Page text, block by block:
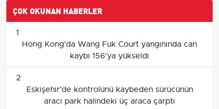
ÇOK OKUNAN HABERLER
1
Hong Kong'da Wang Fuk Court yangınında can
kaybı 156'ya yükseldi
2
Eskişehir'de kontrolünü kaybeden sürücünün
aracı park halindeki üç araca çarptı